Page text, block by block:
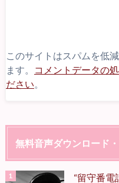
このサイトはスパムを低
ます。
コメントデータの
ださい。
無料音声ダウンロード
“留守番電